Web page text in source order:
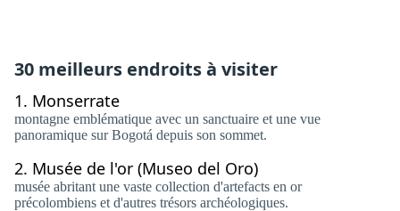
30 meilleurs endroits à visiter
1. Monserrate
montagne emblématique avec un sanctuaire et une vue
panoramique sur Bogotá depuis son sommet.
2. Musée de l'or (Museo del Oro)
musée abritant une vaste collection d'artefacts en or
précolombiens et d'autres trésors archéologiques.